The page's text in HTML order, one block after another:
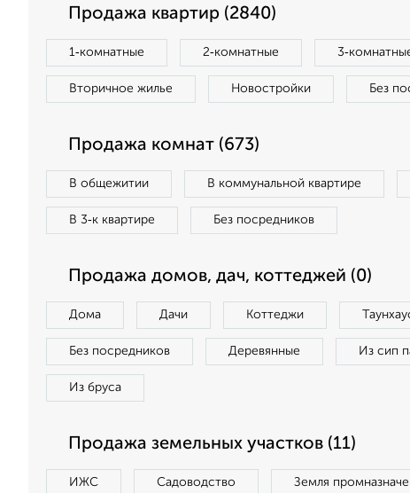
Продажа квартир (2840)
1‑комнатные 2‑комнатные
Вторичное жилье Новостройки Без
Продажа комнат (673)
В общежитии В коммунальной квартире
В 3‑к квартире Без посредников
Продажа домов, дач, коттеджей (0)
Дома Дачи Коттеджи
Без посредников Деревянные Из сип
Из бруса
Продажа земельных участков (11)
ИЖС Садоводство Земля